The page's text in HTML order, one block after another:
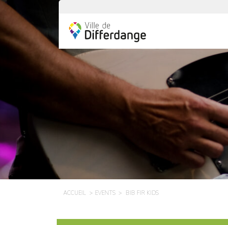
ACCUEIL EVENTS BIB FIR KIDS